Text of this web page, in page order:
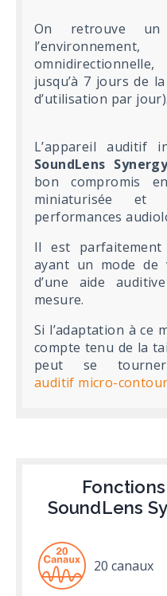
On retrouve
jusqu’à 7 jours de
d’utilisation par jour).
L’appareil auditif
SoundLens
bon compromis
miniaturisée et
performances
Il est parfaitement
ayant un mode de
d’une aide
mesure.
Si l’adaptation à ce
compte tenu de la
peut se
auditif micro-
SoundLens
20 canaux